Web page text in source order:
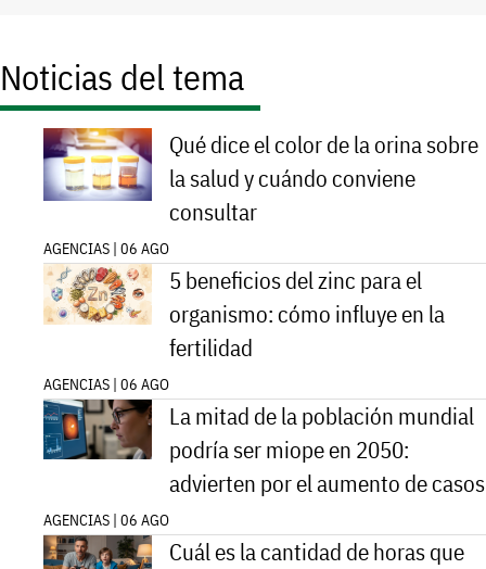
Noticias del tema
Qué dice el color de la orina sobre
la salud y cuándo conviene
consultar
AGENCIAS | 06 AGO
5 beneficios del zinc para el
organismo: cómo influye en la
fertilidad
AGENCIAS | 06 AGO
La mitad de la población mundial
podría ser miope en 2050:
advierten por el aumento de casos
AGENCIAS | 06 AGO
Cuál es la cantidad de horas que